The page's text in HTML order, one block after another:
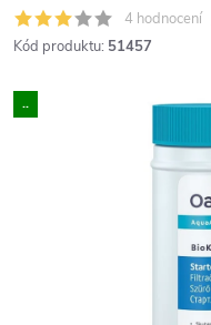
4 hodnocení
Kód produktu: 51457
..